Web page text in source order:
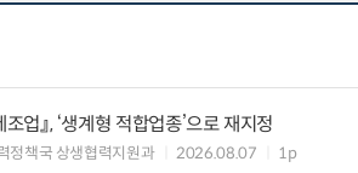
업』, ‘생계형 적합업종’으로 재지정
정책국 상생협력지원과 2026.08.07 1p